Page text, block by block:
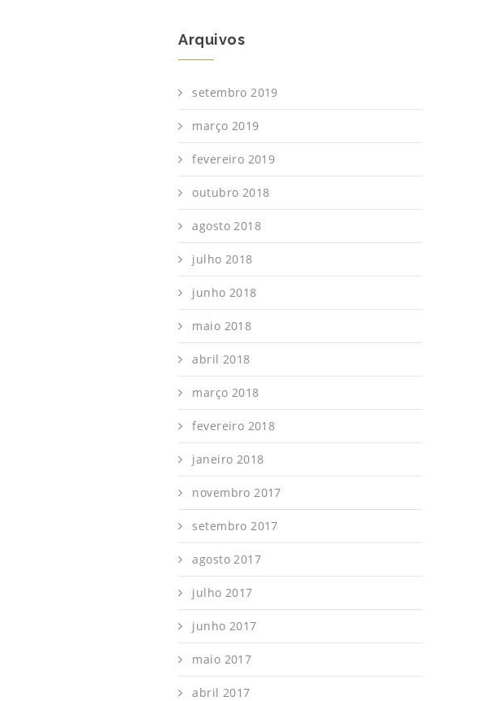
Arquivos
setembro 2019
março 2019
fevereiro 2019
outubro 2018
agosto 2018
julho 2018
junho 2018
maio 2018
abril 2018
março 2018
fevereiro 2018
janeiro 2018
novembro 2017
setembro 2017
agosto 2017
julho 2017
junho 2017
maio 2017
abril 2017